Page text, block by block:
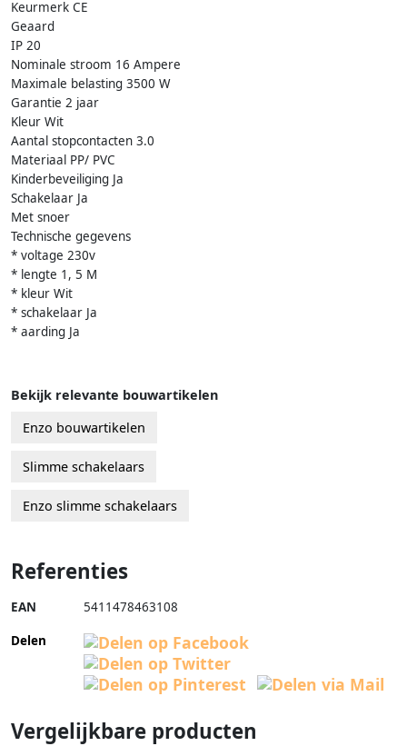
Keurmerk CE
Geaard
IP 20
Nominale stroom 16 Ampere
Maximale belasting 3500 W
Garantie 2 jaar
Kleur Wit
Aantal stopcontacten 3.0
Materiaal PP/ PVC
Kinderbeveiliging Ja
Schakelaar Ja
Met snoer
Technische gegevens
* voltage 230v
* lengte 1, 5 M
* kleur Wit
* schakelaar Ja
* aarding Ja
Bekijk relevante bouwartikelen
Enzo bouwartikelen
Slimme schakelaars
Enzo slimme schakelaars
Referenties
EAN 5411478463108
Delen
Vergelijkbare producten